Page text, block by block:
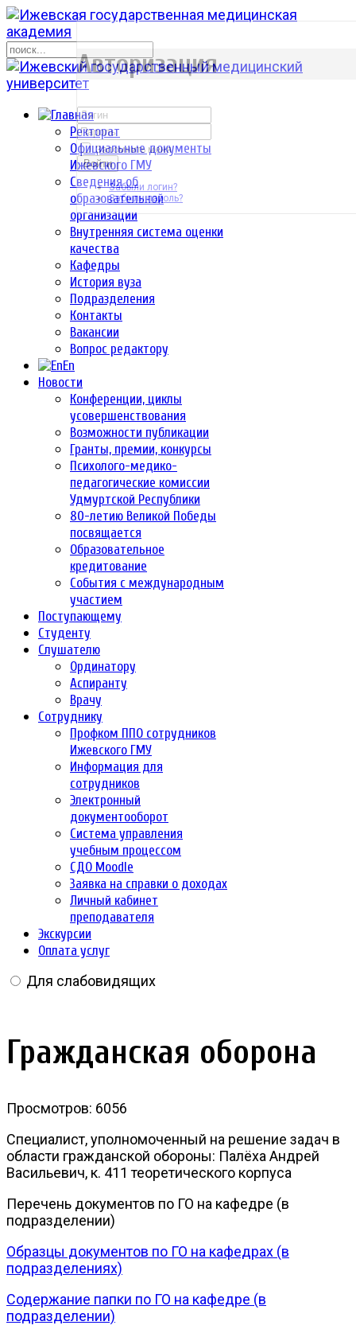
Ректорат
Официальные документы
Ижевского ГМУ
Сведения об
образовательной
организации
Внутренняя система оценки
качества
Кафедры
История вуза
Подразделения
Контакты
Вакансии
Вопрос редактору
En
Новости
Конференции, циклы
усовершенствования
Возможности публикации
Гранты, премии, конкурсы
Психолого-медико-
педагогические комиссии
Удмуртской Республики
80-летию Великой Победы
посвящается
Образовательное
кредитование
События с международным
участием
Поступающему
Студенту
Слушателю
Ординатору
Аспиранту
Врачу
Сотруднику
Профком ППО сотрудников
Ижевского ГМУ
Информация для
сотрудников
Электронный
документооборот
Система управления
учебным процессом
СДО Moodle
Заявка на справки о доходах
Личный кабинет
преподавателя
Экскурсии
Оплата услуг
Для слабовидящих
Гражданская оборона
Просмотров: 6056
Специалист, уполномоченный на решение задач в
области гражданской обороны: Палёха Андрей
Васильевич, к. 411 теоретического корпуса
Перечень документов по ГО на кафедре (в
подразделении)
Образцы документов по ГО на кафедрах (в
подразделениях)
Содержание папки по ГО на кафедре (в
подразделении)
р
Авторизация
Запомнить меня
Войти
Забыли логин?
Забыли пароль?